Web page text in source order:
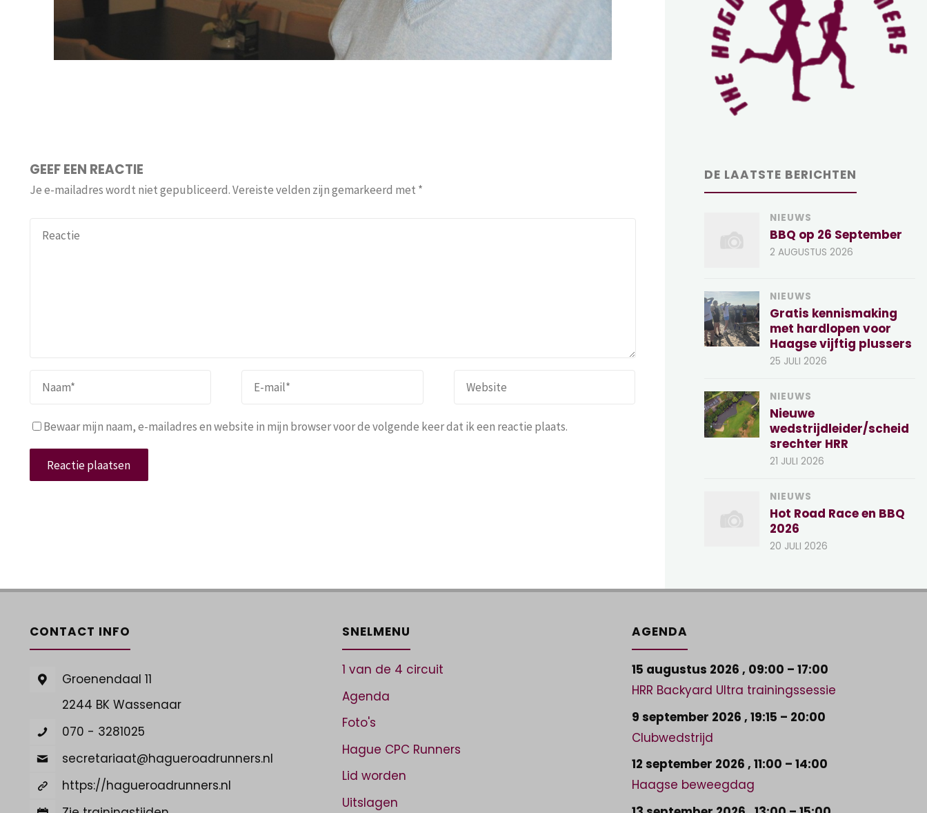
GEEF EEN REACTIE
Je e-mailadres wordt niet gepubliceerd.Vereiste velden zijn gemarkeerd met *
Bewaar mijn naam, e-mailadres en website in mijn browser voor de volgende keer dat ik een reactie plaats.
DE LAATSTE BERICHTEN
NIEUWS
BBQ op 26 September
2 AUGUSTUS 2026
NIEUWS
Gratis kennismaking
met hardlopen voor
Haagse vijftig plussers
25 JULI 2026
NIEUWS
Nieuwe
wedstrijdleider/scheid
srechter HRR
21 JULI 2026
NIEUWS
Hot Road Race en BBQ
2026
20 JULI 2026
CONTACT INFO
Groenendaal 11
2244 BK Wassenaar
070 - 3281025
secretariaat@hagueroadrunners.nl
https://hagueroadrunners.nl
SNELMENU
1 van de 4 circuit
Agenda
Foto's
Hague CPC Runners
Lid worden
Uitslagen
AGENDA
15 augustus 2026 , 09:00 – 17:00
HRR Backyard Ultra trainingssessie
9 september 2026 , 19:15 – 20:00
Clubwedstrijd
12 september 2026 , 11:00 – 14:00
Haagse beweegdag